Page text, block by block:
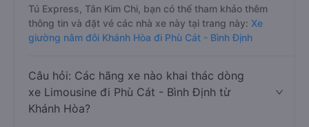
Tú Express, Tân Kim Chi, bạn có thể tham khảo thêm
thông tin và đặt vé các nhà xe này tại trang này: Xe
giường nằm đôi Khánh Hòa đi Phù Cát - Bình Định
Câu hỏi: Các hãng xe nào khai thác dòng
xe Limousine đi Phù Cát - Bình Định từ
Khánh Hòa?